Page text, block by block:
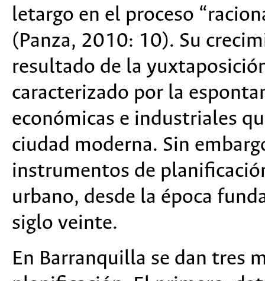
letargo en el proceso
(Panza, 2010: 10). Su
resultado de la
caracterizado por la
económicas e industriales
ciudad moderna. Sin
instrumentos de
urbano, desde la época
siglo veinte.
En Barranquilla se dan tres